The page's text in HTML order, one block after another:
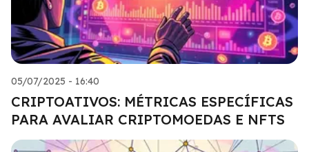
05/07/2025 - 16:40
CRIPTOATIVOS: MÉTRICAS ESPECÍFICAS
PARA AVALIAR CRIPTOMOEDAS E NFTS